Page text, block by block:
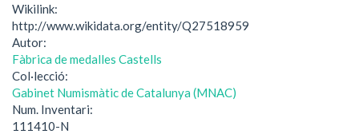
Wikilink:
http://www.wikidata.org/entity/Q27518959
Autor:
Fàbrica de medalles Castells
Col·lecció:
Gabinet Numismàtic de Catalunya (MNAC)
Num. Inventari:
111410-N